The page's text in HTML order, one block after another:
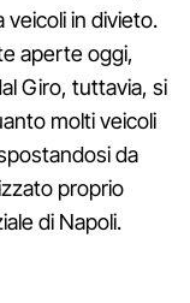
veicoli in divieto.
aperte oggi,
Giro, tuttavia, si
molti veicoli
da
proprio
di Napoli.